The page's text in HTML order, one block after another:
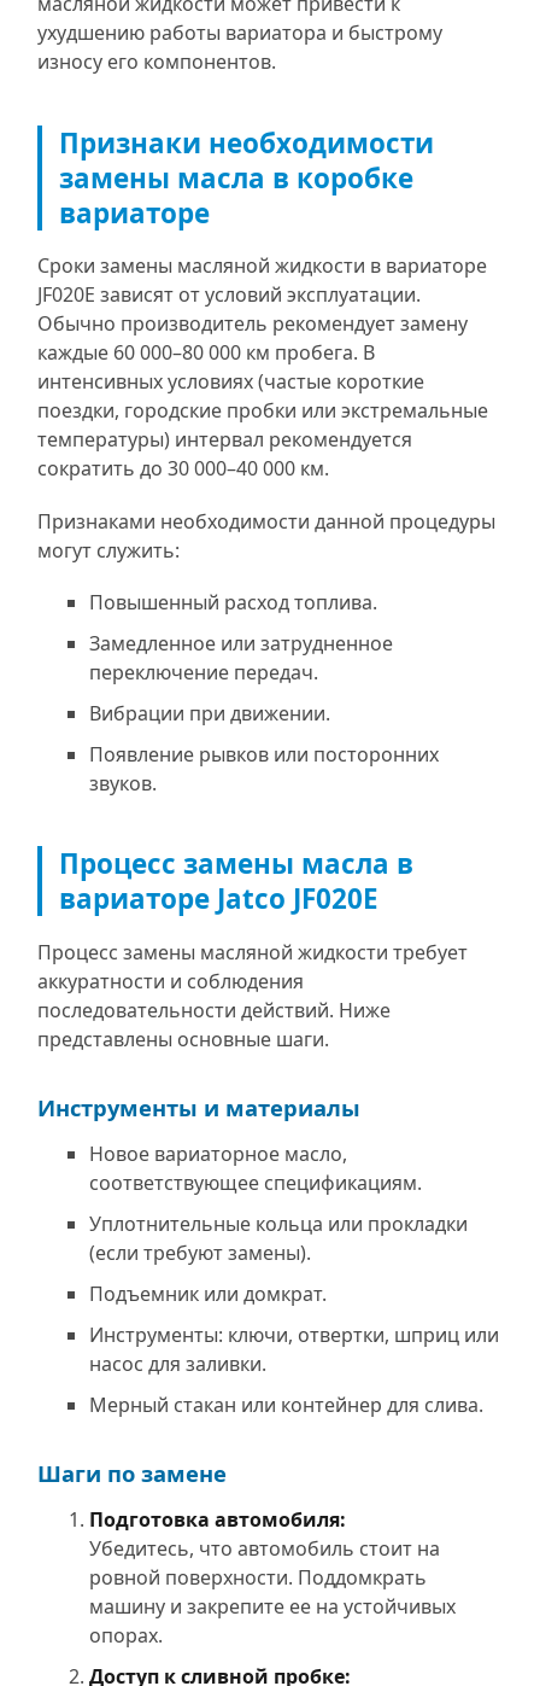
ухудшению работы вариатора и быстрому
износу его компонентов.
Признаки необходимости
замены масла в коробке
вариаторе
Сроки замены масляной жидкости в вариаторе
JF020E зависят от условий эксплуатации.
Обычно производитель рекомендует замену
каждые 60 000–80 000 км пробега. В
интенсивных условиях (частые короткие
поездки, городские пробки или экстремальные
температуры) интервал рекомендуется
сократить до 30 000–40 000 км.
Признаками необходимости данной процедуры
могут служить:
Повышенный расход топлива.
Замедленное или затрудненное
переключение передач.
Вибрации при движении.
Появление рывков или посторонних
звуков.
Процесс замены масла в
вариаторе Jatco JF020E
Процесс замены масляной жидкости требует
аккуратности и соблюдения
последовательности действий. Ниже
представлены основные шаги.
Инструменты и материалы
Новое вариаторное масло,
соответствующее спецификациям.
Уплотнительные кольца или прокладки
(если требуют замены).
Подъемник или домкрат.
Инструменты: ключи, отвертки, шприц или
насос для заливки.
Мерный стакан или контейнер для слива.
Шаги по замене
Подготовка автомобиля:
Убедитесь, что автомобиль стоит на
ровной поверхности. Поддомкрать
машину и закрепите ее на устойчивых
опорах.
Доступ к сливной пробке: